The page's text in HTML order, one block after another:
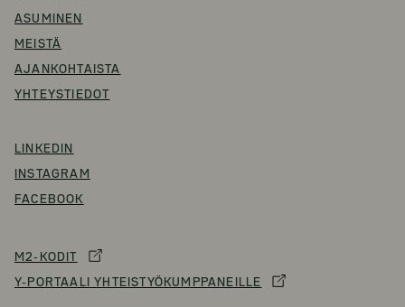
ASUMINEN
MEISTÄ
AJANKOHTAISTA
YHTEYSTIEDOT
LINKEDIN
INSTAGRAM
FACEBOOK
M2-KODIT
Y-PORTAALI YHTEISTYÖKUMPPANEILLE